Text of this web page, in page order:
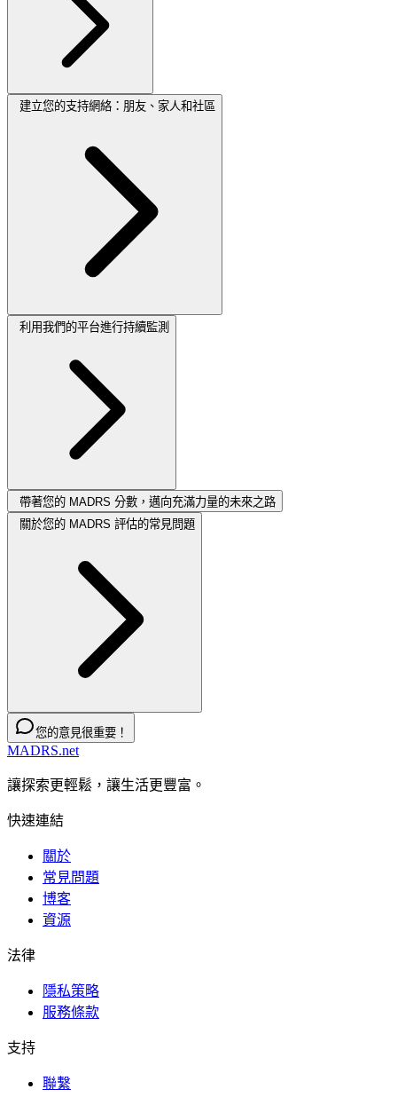
建立您的支持網絡：朋友、家人和社區
利用我們的平台進行持續監測
帶著您的 MADRS 分數，邁向充滿力量的未來之路
關於您的 MADRS 評估的常見問題
您的意見很重要！
MADRS.net
讓探索更輕鬆，讓生活更豐富。
快速連結
關於
常見問題
博客
資源
法律
隱私策略
服務條款
支持
聯繫